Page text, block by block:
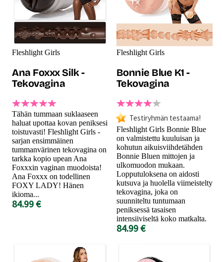
Fleshlight Girls
Ana Foxxx Silk -
Tekovagina
Tähän tummaan suklaaseen
haluat upottaa kovan peniksesi
toistuvasti! Fleshlight Girls -
sarjan ensimmäinen
tummanvärinen tekovagina on
tarkka kopio upean Ana
Foxxxin vaginan muodoista!
Ana Foxxx on todellinen
FOXY LADY! Hänen
ikioma...
84.99 €
Fleshlight Girls
Bonnie Blue K1 -
Tekovagina
Testiryhmän testaama!
Fleshlight Girls Bonnie Blue
on valmistettu kuuluisan ja
kohutun aikuisviihdetähden
Bonnie Bluen mittojen ja
ulkomuodon mukaan.
Lopputuloksena on aidosti
kutsuva ja huolella viimeistelty
tekovagina, joka on
suunniteltu tuntumaan
peniksessä tasaisen
intensiiviseltä koko matkalta.
84.99 €